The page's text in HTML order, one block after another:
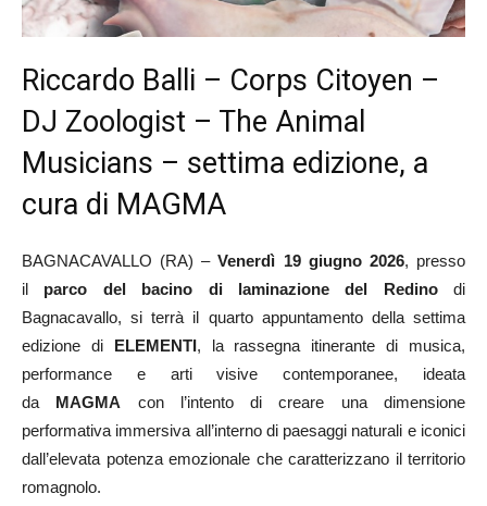
Riccardo Balli – Corps Citoyen –
DJ Zoologist – The Animal
Musicians – settima edizione, a
cura di MAGMA
BAGNACAVALLO (RA) –Venerdì 19 giugno 2026, presso
il parco del bacino di laminazione del Redinodi
Bagnacavallo, si terrà il quarto appuntamento della settima
edizione di ELEMENTI, la rassegna itinerante di musica,
performance e arti visive contemporanee, ideata
da MAGMA con l’intento di creare una dimensione
performativa immersiva all’interno di paesaggi naturali e iconici
dall’elevata potenza emozionale che caratterizzano il territorio
romagnolo.